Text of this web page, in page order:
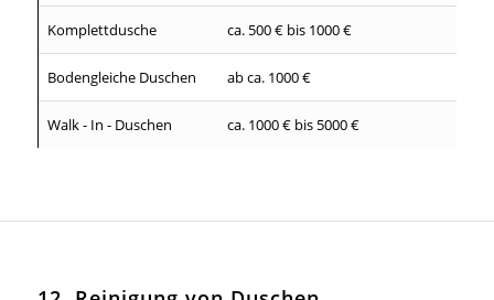
Komplettdusche ca. 500 € bis 1000 €
Bodengleiche Duschen ab ca. 1000 €
Walk - In - Duschen ca. 1000 € bis 5000 €